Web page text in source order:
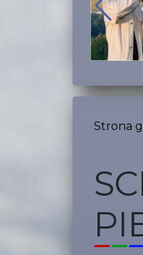
Strona